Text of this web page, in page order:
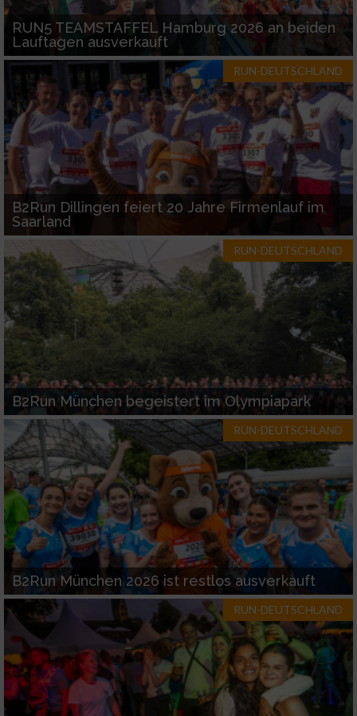
RUN5 TEAMSTAFFEL Hamburg 2026 an beiden
Lauftagen ausverkauft
RUN-DEUTSCHLAND
B2Run Dillingen feiert 20 Jahre Firmenlauf im
Saarland
RUN-DEUTSCHLAND
B2Run München begeistert im Olympiapark
RUN-DEUTSCHLAND
B2Run München 2026 ist restlos ausverkauft
RUN-DEUTSCHLAND